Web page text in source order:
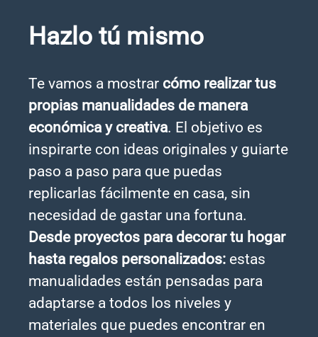
Hazlo tú mismo
Te vamos a mostrar cómo realizar tus
propias manualidades de manera
económica y creativa. El objetivo es
inspirarte con ideas originales y guiarte
paso a paso para que puedas
replicarlas fácilmente en casa, sin
necesidad de gastar una fortuna.
Desde proyectos para decorar tu hogar
hasta regalos personalizados: estas
manualidades están pensadas para
adaptarse a todos los niveles y
materiales que puedes encontrar en